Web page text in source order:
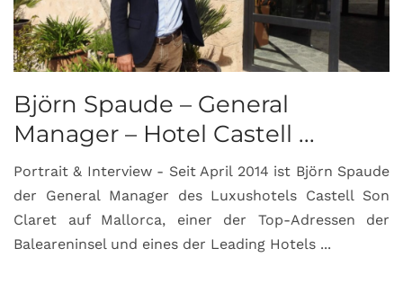
Björn Spaude – General
Manager – Hotel Castell ...
Portrait & Interview - Seit April 2014 ist Björn Spaude
der General Manager des Luxushotels Castell Son
Claret auf Mallorca, einer der Top-Adressen der
Baleareninsel und eines der Leading Hotels ...